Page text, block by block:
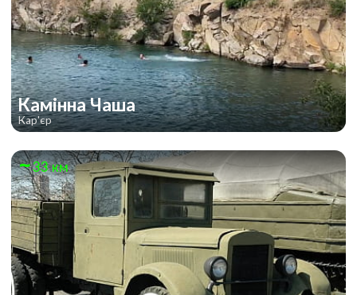
Камінна Чаша
Кар'єр
33 км